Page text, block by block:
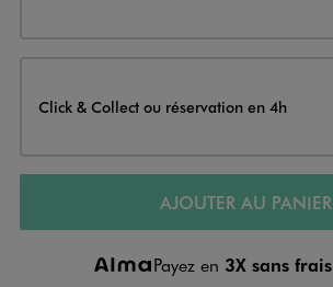
Click & Collect ou réservation en 4h
AJOUTER AU PANIER
Payez en 3X sans frais